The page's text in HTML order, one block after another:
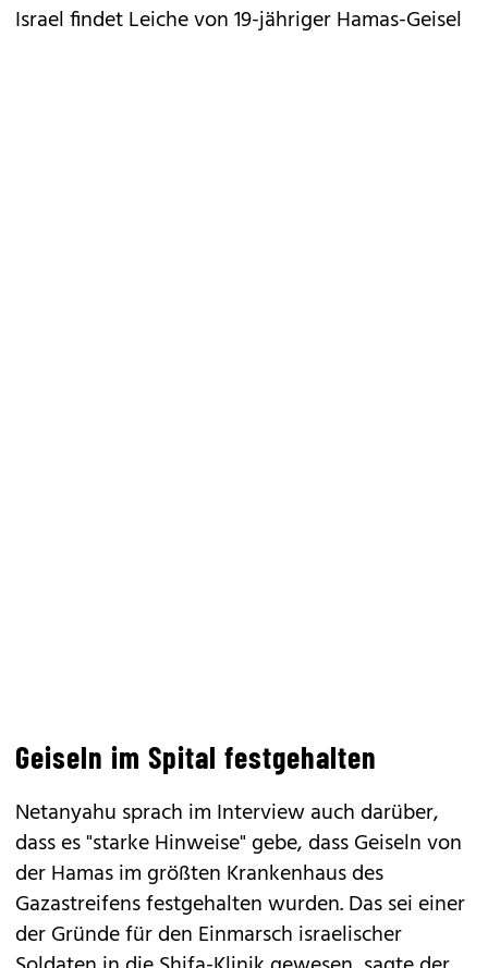
Israel findet Leiche von 19-jähriger Hamas-Geisel
Geiseln im Spital festgehalten
Netanyahu sprach im Interview auch darüber,
dass es "starke Hinweise" gebe, dass Geiseln von
der Hamas im größten Krankenhaus des
Gazastreifens festgehalten wurden. Das sei einer
der Gründe für den Einmarsch israelischer